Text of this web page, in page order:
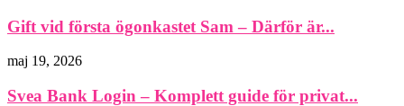
Gift vid första ögonkastet Sam – Därför är...
maj 19, 2026
Svea Bank Login – Komplett guide för privat...